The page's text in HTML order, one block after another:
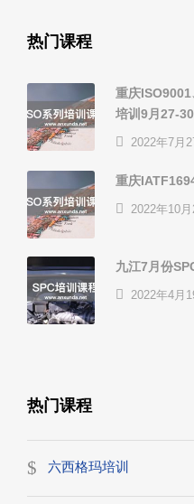
热门课程
重庆
培训9月27-30
2022年7月
重庆
2022年10月
九江7月份
2022年4月
热门课程
六西格玛培训